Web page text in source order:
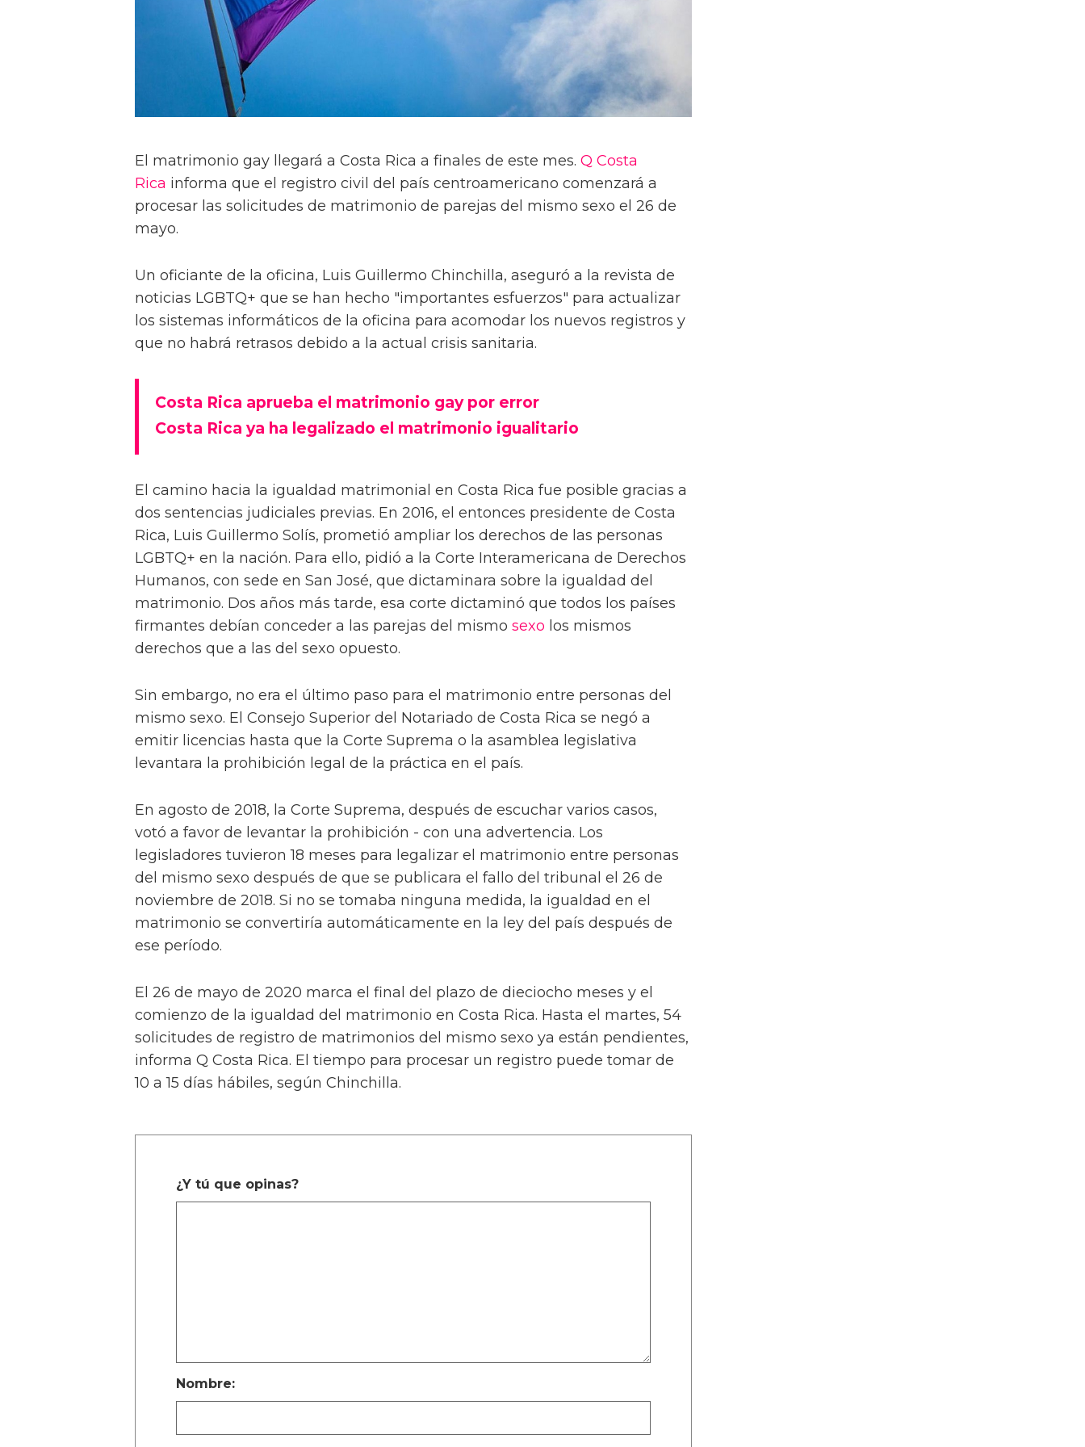
El matrimonio gay llegará a Costa Rica a finales de este mes. Q Costa
Rica informa que el registro civil del país centroamericano comenzará a
procesar las solicitudes de matrimonio de parejas del mismo sexo el 26 de
mayo.
Un oficiante de la oficina, Luis Guillermo Chinchilla, aseguró a la revista de
noticias LGBTQ+ que se han hecho "importantes esfuerzos" para actualizar
los sistemas informáticos de la oficina para acomodar los nuevos registros y
que no habrá retrasos debido a la actual crisis sanitaria.
Costa Rica aprueba el matrimonio gay por error
Costa Rica ya ha legalizado el matrimonio igualitario
El camino hacia la igualdad matrimonial en Costa Rica fue posible gracias a
dos sentencias judiciales previas. En 2016, el entonces presidente de Costa
Rica, Luis Guillermo Solís, prometió ampliar los derechos de las personas
LGBTQ+ en la nación. Para ello, pidió a la Corte Interamericana de Derechos
Humanos, con sede en San José, que dictaminara sobre la igualdad del
matrimonio. Dos años más tarde, esa corte dictaminó que todos los países
firmantes debían conceder a las parejas del mismo sexo los mismos
derechos que a las del sexo opuesto.
Sin embargo, no era el último paso para el matrimonio entre personas del
mismo sexo. El Consejo Superior del Notariado de Costa Rica se negó a
emitir licencias hasta que la Corte Suprema o la asamblea legislativa
levantara la prohibición legal de la práctica en el país.
En agosto de 2018, la Corte Suprema, después de escuchar varios casos,
votó a favor de levantar la prohibición - con una advertencia. Los
legisladores tuvieron 18 meses para legalizar el matrimonio entre personas
del mismo sexo después de que se publicara el fallo del tribunal el 26 de
noviembre de 2018. Si no se tomaba ninguna medida, la igualdad en el
matrimonio se convertiría automáticamente en la ley del país después de
ese período.
El 26 de mayo de 2020 marca el final del plazo de dieciocho meses y el
comienzo de la igualdad del matrimonio en Costa Rica. Hasta el martes, 54
solicitudes de registro de matrimonios del mismo sexo ya están pendientes,
informa Q Costa Rica. El tiempo para procesar un registro puede tomar de
10 a 15 días hábiles, según Chinchilla.
¿Y tú que opinas?
Nombre: